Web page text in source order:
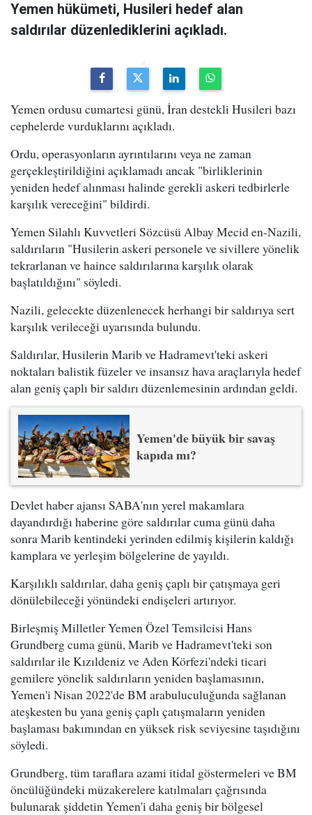
Yemen hükümeti, Husileri hedef alan
saldırılar düzenlediklerini açıkladı.
Yemen ordusu cumartesi günü, İran destekli Husileri bazı
cephelerde vurduklarını açıkladı.
Ordu, operasyonların ayrıntılarını veya ne zaman
gerçekleştirildiğini açıklamadı ancak "birliklerinin
yeniden hedef alınması halinde gerekli askeri tedbirlerle
karşılık vereceğini" bildirdi.
Yemen Silahlı Kuvvetleri Sözcüsü Albay Mecid en-Nazili,
saldırıların "Husilerin askeri personele ve sivillere yönelik
tekrarlanan ve haince saldırılarına karşılık olarak
başlatıldığını" söyledi.
Nazili, gelecekte düzenlenecek herhangi bir saldırıya sert
karşılık verileceği uyarısında bulundu.
Saldırılar, Husilerin Marib ve Hadramevt'teki askeri
noktaları balistik füzeler ve insansız hava araçlarıyla hedef
alan geniş çaplı bir saldırı düzenlemesinin ardından geldi.
Yemen'de büyük bir savaş
kapıda mı?
Devlet haber ajansı SABA'nın yerel makamlara
dayandırdığı haberine göre saldırılar cuma günü daha
sonra Marib kentindeki yerinden edilmiş kişilerin kaldığı
kamplara ve yerleşim bölgelerine de yayıldı.
Karşılıklı saldırılar, daha geniş çaplı bir çatışmaya geri
dönülebileceği yönündeki endişeleri artırıyor.
Birleşmiş Milletler Yemen Özel Temsilcisi Hans
Grundberg cuma günü, Marib ve Hadramevt'teki son
saldırılar ile Kızıldeniz ve Aden Körfezi'ndeki ticari
gemilere yönelik saldırıların yeniden başlamasının,
Yemen'i Nisan 2022'de BM arabuluculuğunda sağlanan
ateşkesten bu yana geniş çaplı çatışmaların yeniden
başlaması bakımından en yüksek risk seviyesine taşıdığını
söyledi.
Grundberg, tüm taraflara azami itidal göstermeleri ve BM
öncülüğündeki müzakerelere katılmaları çağrısında
bulunarak şiddetin Yemen'i daha geniş bir bölgesel